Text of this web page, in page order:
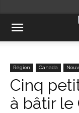
Région Canada
Cinq
à bâtir le